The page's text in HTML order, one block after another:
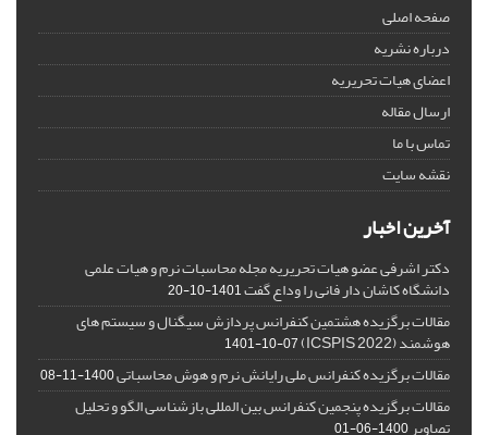
صفحه اصلی
درباره نشریه
اعضای هیات تحریریه
ارسال مقاله
تماس با ما
نقشه سایت
آخرین اخبار
دکتر اشرفی عضو هیات تحریریه مجله محاسبات نرم و هیات علمی
دانشگاه کاشان دار فانی را وداع گفت1401-10-20
مقالات برگزیده هشتمین کنفرانس پردازش سیگنال و سیستم های
هوشمند (ICSPIS 2022) 1401-10-07
مقالات برگزیده کنفرانس ملی رایانش نرم و هوش محاسباتی1400-11-08
مقالات برگزیده پنجمین کنفرانس بین المللی بازشناسی الگو و تحلیل
تصاویر 1400-06-01